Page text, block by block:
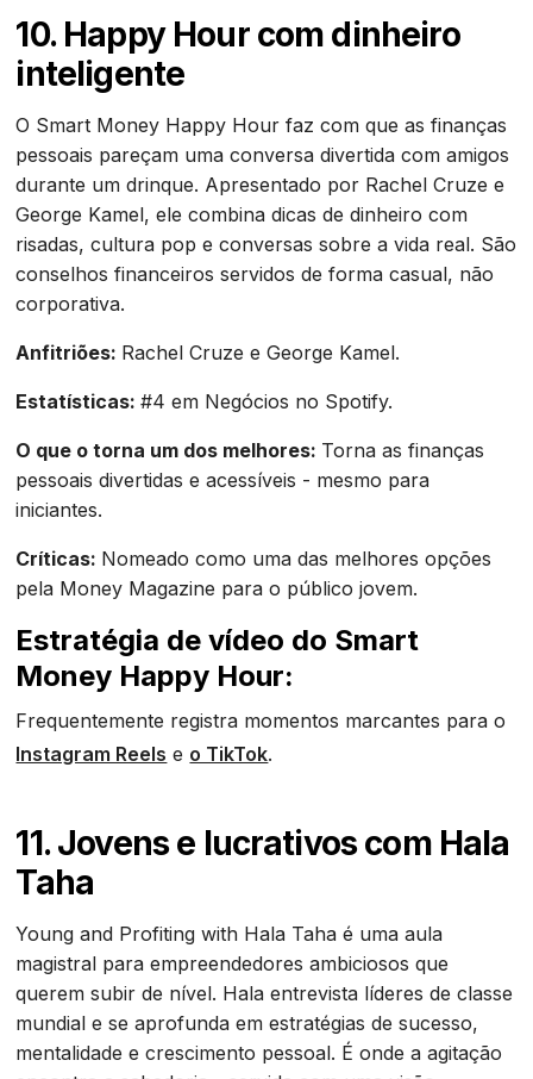
10. Happy Hour com dinheiro
inteligente
O Smart Money Happy Hour faz com que as finanças
pessoais pareçam uma conversa divertida com amigos
durante um drinque. Apresentado por Rachel Cruze e
George Kamel, ele combina dicas de dinheiro com
risadas, cultura pop e conversas sobre a vida real. São
conselhos financeiros servidos de forma casual, não
corporativa.
Anfitriões: Rachel Cruze e George Kamel.
Estatísticas:#4 em Negócios no Spotify.
O que o torna um dos melhores: Torna as finanças
pessoais divertidas e acessíveis - mesmo para
iniciantes.
Críticas: Nomeado como uma das melhores opções
pela Money Magazine para o público jovem.
Estratégia de vídeo do Smart
Money Happy Hour:
Frequentemente registra momentos marcantes para o
Instagram Reels e o TikTok.
11. Jovens e lucrativos com Hala
Taha
Young and Profiting with Hala Taha é uma aula
magistral para empreendedores ambiciosos que
querem subir de nível. Hala entrevista líderes de classe
mundial e se aprofunda em estratégias de sucesso,
mentalidade e crescimento pessoal. É onde a agitação